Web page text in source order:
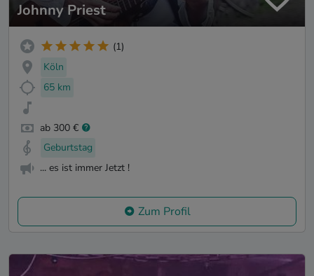
Johnny Priest
(1)
Köln
65 km
ab 300 €
Geburtstag
... es ist immer Jetzt !
Zum Profil